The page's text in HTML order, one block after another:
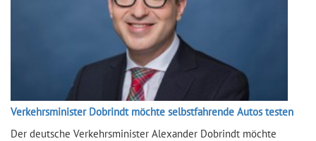
Verkehrsminister Dobrindt möchte selbstfahrende Autos testen
Der deutsche Verkehrsminister Alexander Dobrindt möchte